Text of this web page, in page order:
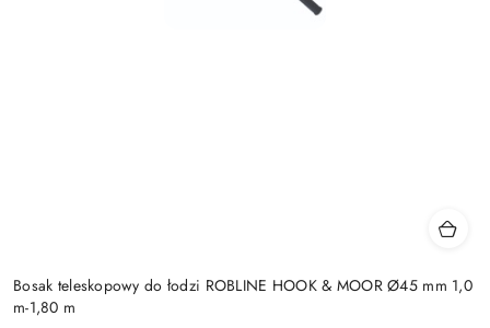
Bosak teleskopowy do łodzi ROBLINE HOOK & MOOR Ø45 mm 1,0
m-1,80 m